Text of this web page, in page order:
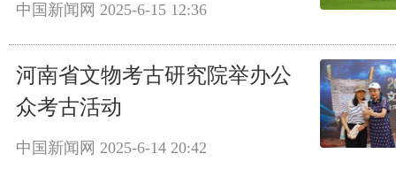
中国新闻网 2025-6-15 12:36
河南省文物考古研究院举办公
众考古活动
中国新闻网 2025-6-14 20:42